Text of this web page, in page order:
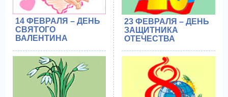
14 ФЕВРАЛЯ – ДЕНЬ
СВЯТОГО
ВАЛЕНТИНА
23 ФЕВРАЛЯ – ДЕНЬ
ЗАЩИТНИКА
ОТЕЧЕСТВА